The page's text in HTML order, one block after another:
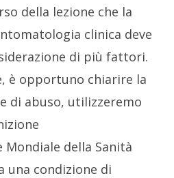
della lezione che la
clinica deve
di più fattori.
è opportuno chiarire la
di abuso, utilizzeremo
Mondiale della Sanità
una condizione di